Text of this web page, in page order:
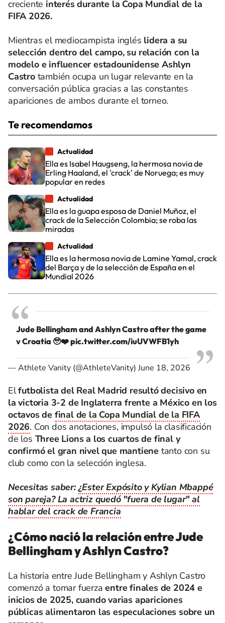
creciente interés durante la Copa Mundial de la
FIFA 2026.
Mientras el mediocampista inglés lidera a su
selección dentro del campo, su relación con la
modelo e influencer estadounidense Ashlyn
Castrotambién ocupa un lugar relevante en la
conversación pública gracias a las constantes
apariciones de ambos durante el torneo.
Te recomendamos
Actualidad
Ella es Isabel Haugseng, la hermosa novia de
Erling Haaland, el 'crack' de Noruega; es muy
popular en redes
Actualidad
Ella es la guapa esposa de Daniel Muñoz, el
crack de la Selección Colombia; se roba las
miradas
Actualidad
Ella es la hermosa novia de Lamine Yamal, crack
del Barça y de la selección de España en el
Mundial 2026
Jude Bellingham and Ashlyn Castro after the game
v Croatia 🥹❤️pic.twitter.com/iuUVWFB1yh
— Athlete Vanity (@AthleteVanity)June 18, 2026
Elfutbolista del Real Madrid resultó decisivo en
la victoria 3-2 de Inglaterra frente a México en los
octavos de final de la Copa Mundial de la FIFA
2026. Con dos anotaciones, impulsó la clasificación
de los Three Lions a los cuartos de final y
confirmó el gran nivel que mantiene tanto con su
club como con la selección inglesa.
Necesitas saber:¿Ester Expósito y Kylian Mbappé
son pareja? La actriz quedó "fuera de lugar" al
hablar del crack de Francia
¿Cómo nació la relación entre Jude
Bellingham y Ashlyn Castro?
La historia entre Jude Bellingham y Ashlyn Castro
comenzó a tomar fuerza entre finales de 2024 e
inicios de 2025, cuando varias apariciones
públicas alimentaron las especulaciones sobre un